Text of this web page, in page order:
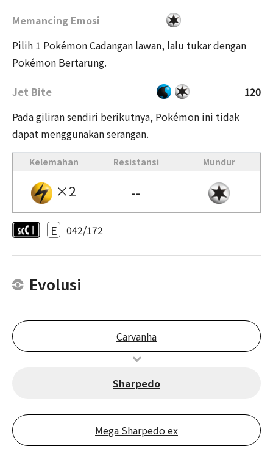
Memancing Emosi
Pilih 1 Pokémon Cadangan lawan, lalu tukar dengan
Pokémon Bertarung.
Jet Bite
120
Pada giliran sendiri berikutnya, Pokémon ini tidak
dapat menggunakan serangan.
Kelemahan Resistansi Mundur
×2 --
E 042/172
Evolusi
Carvanha
Sharpedo
Mega Sharpedo ex